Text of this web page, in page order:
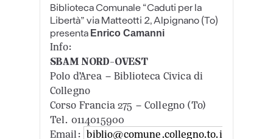
Biblioteca Comunale “Caduti per la
Libertà” via Matteotti 2, Alpignano (To)
presenta Enrico Camanni
Info:
SBAM NORD-OVEST
Polo d’Area – Biblioteca Civica di
Collegno
Corso Francia 275 – Collegno (To)
Tel. 0114015900
Email: biblio@comune.collegno.to.i